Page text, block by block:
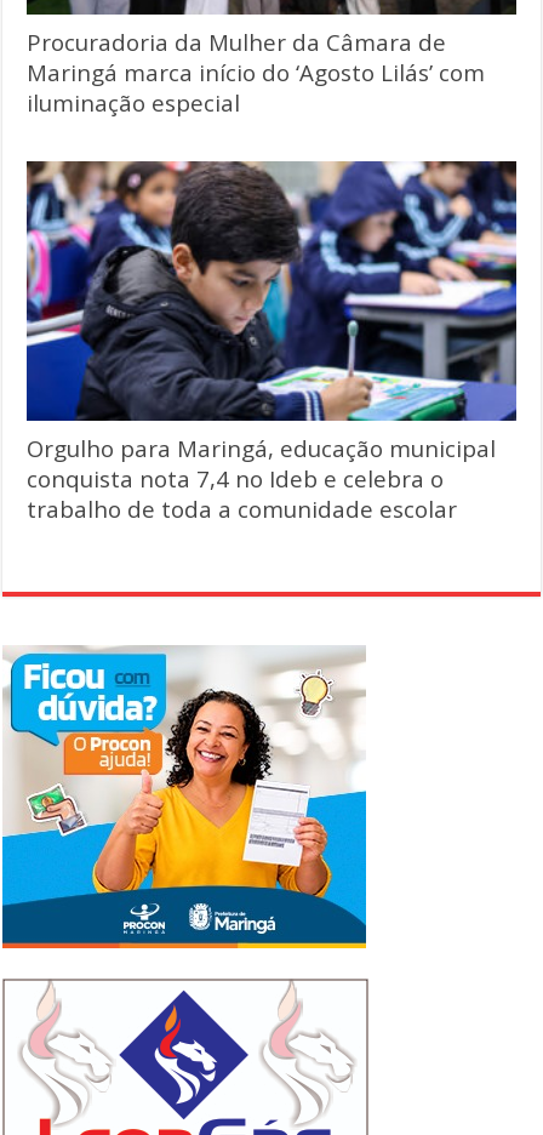
Procuradoria da Mulher da Câmara de
Maringá marca início do ‘Agosto Lilás’ com
iluminação especial
Orgulho para Maringá, educação municipal
conquista nota 7,4 no Ideb e celebra o
trabalho de toda a comunidade escolar